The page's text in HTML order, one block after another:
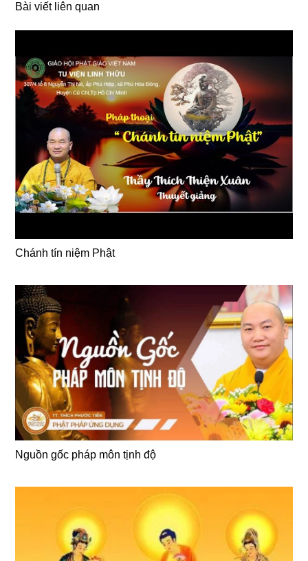
Bài viết liên quan
Chánh tín niệm Phật
Nguồn gốc pháp môn tịnh độ